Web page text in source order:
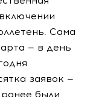
Сама
— в день
заявок —
были